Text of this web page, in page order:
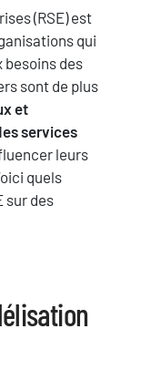
(RSE) est
qui
des
sont de plus
et
services
leurs
quels
sur des